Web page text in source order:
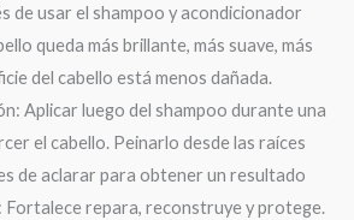
de usar el shampoo y acondicionador
queda más brillante, más suave, más
del cabello está menos dañada.
Aplicar luego del shampoo durante una
el cabello. Peinarlo desde las raíces
de aclarar para obtener un resultado
repara, reconstruye y protege.